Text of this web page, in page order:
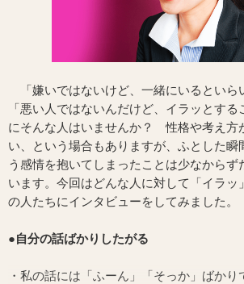
「嫌いではないけど、一緒にいるといら
「悪い人ではないんだけど、イラッとす
にそんな人はいませんか？ 性格や考え方
い、という場合もありますが、ふとした瞬
う感情を抱いてしまったことは少なからず
います。今回はどんな人に対して「イラッ
の人たちにインタビューをしてみました。
●自分の話ばかりしたがる
・私の話には「ふーん」「そっか」ばかり